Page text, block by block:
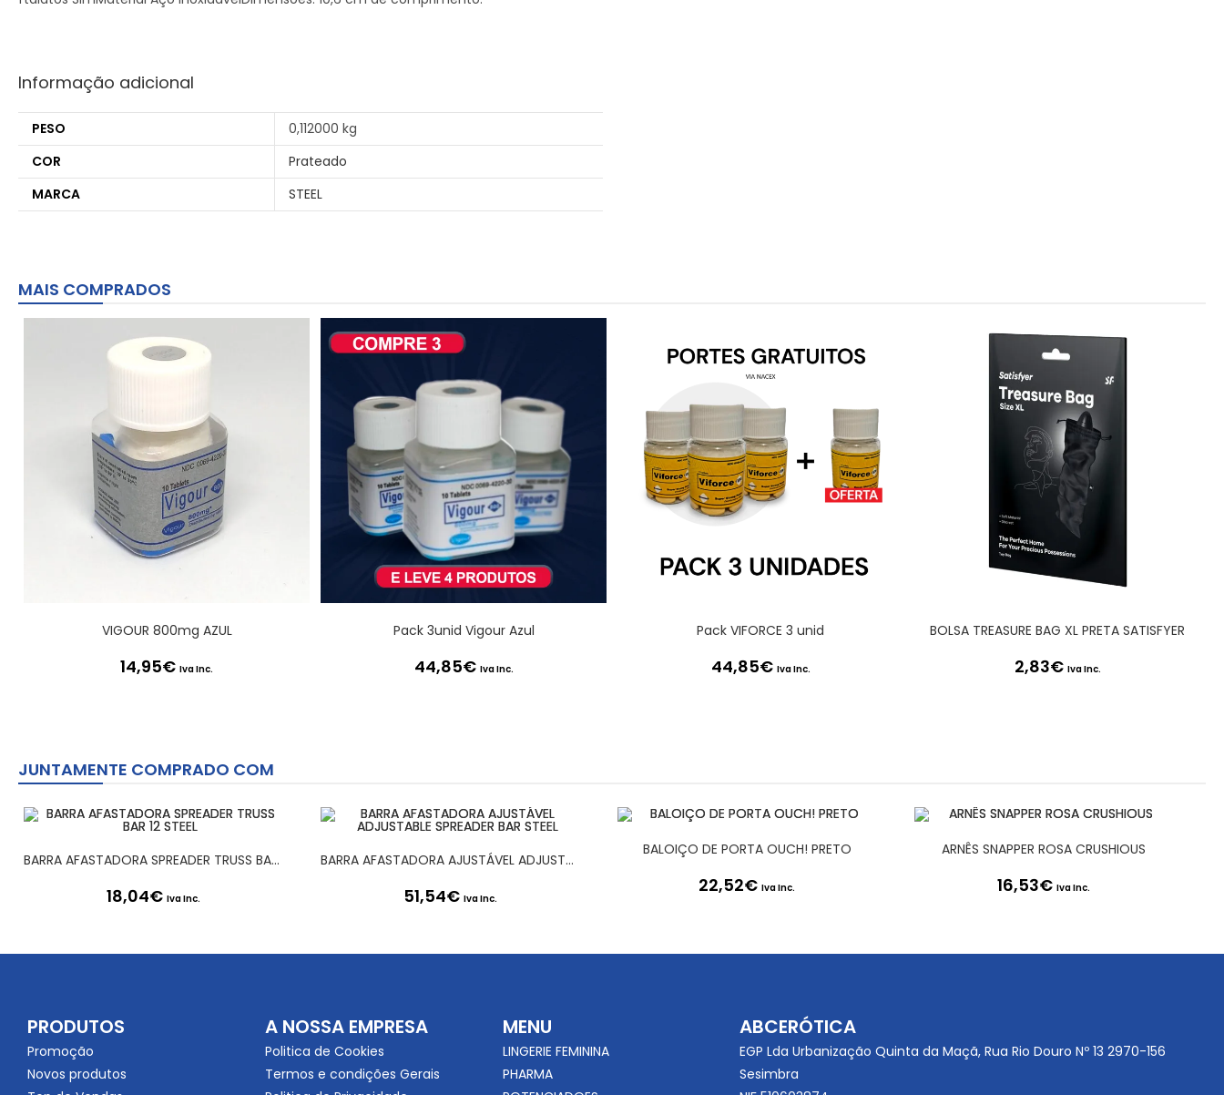
Informação adicional
PESO
0,112000 kg
COR
Prateado
MARCA
STEEL
MAIS COMPRADOS
VIGOUR 800mg AZUL
14,95€ Iva Inc.
Pack 3unid Vigour Azul
44,85€ Iva Inc.
Pack VIFORCE 3 unid
44,85€ Iva Inc.
BOLSA TREASURE BAG XL PRETA SATISFYER
2,83€ Iva Inc.
JUNTAMENTE COMPRADO COM
BARRA AFASTADORA SPREADER TRUSS BAR 12 STEEL
18,04€ Iva Inc.
BARRA AFASTADORA AJUSTÁVEL ADJUSTABLE SPREADER BAR STEEL
51,54€ Iva Inc.
BALOIÇO DE PORTA OUCH! PRETO
22,52€ Iva Inc.
ARNÊS SNAPPER ROSA CRUSHIOUS
16,53€ Iva Inc.
PRODUTOS
Promoção
Novos produtos
A NOSSA EMPRESA
Politica de Cookies
Termos e condições Gerais
MENU
LINGERIE FEMININA
PHARMA
ABCERÓTICA
EGP Lda Urbanização Quinta da Maçã, Rua Rio Douro Nº 13 2970-156
Sesimbra